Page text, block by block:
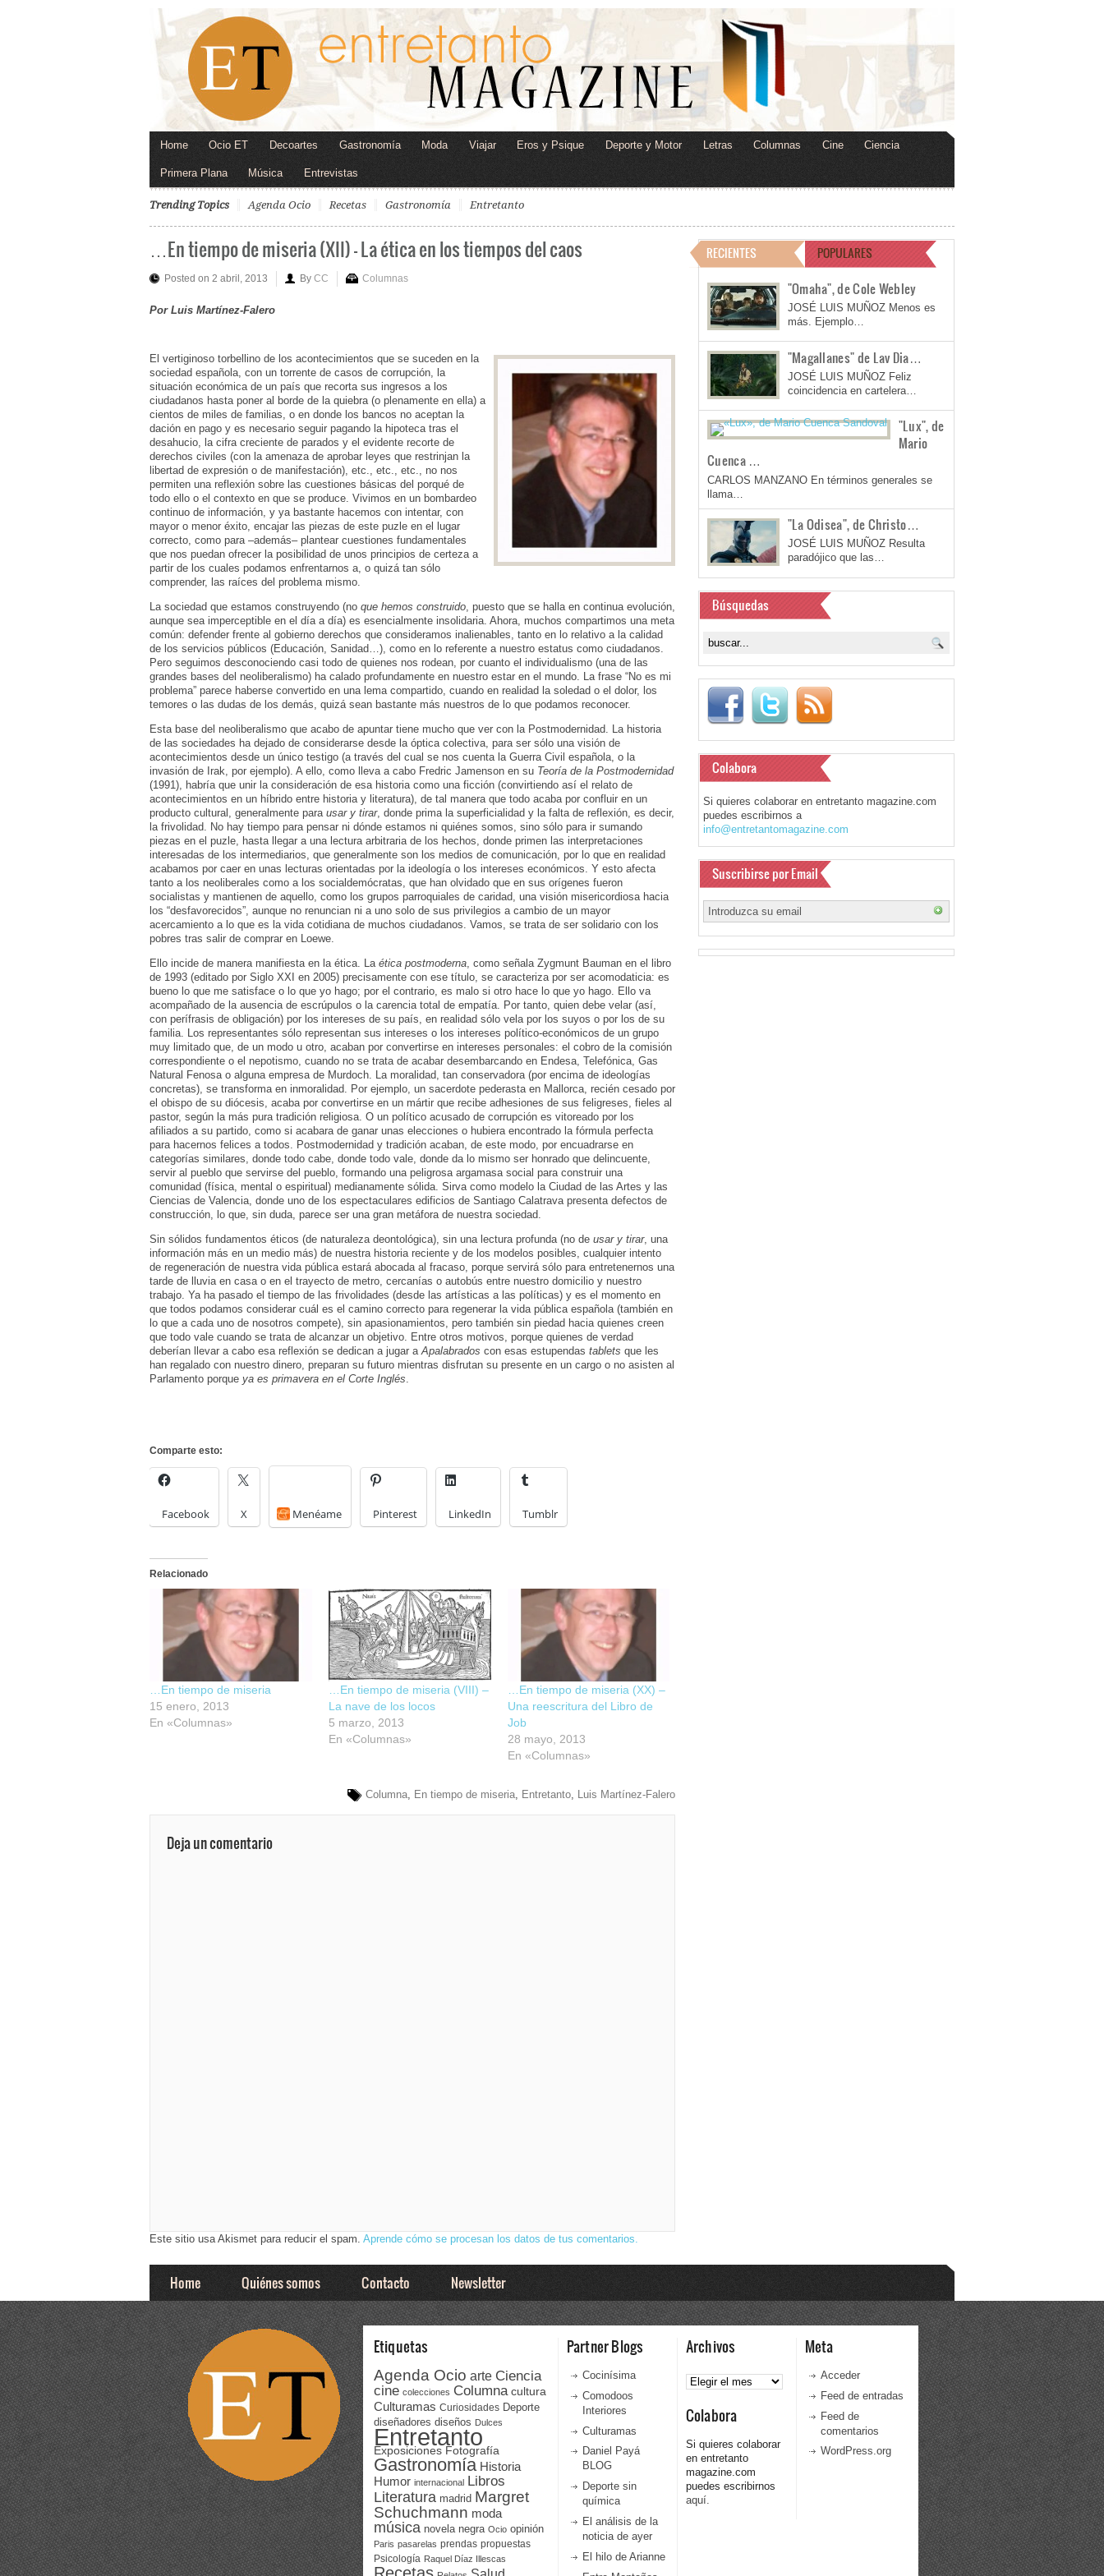
Home Ocio ET Decoartes Gastronomía Moda Viajar Eros y Psique Deporte y Motor Letras Columnas Cine Ciencia
Primera Plana Música Entrevistas
Trending Topics Agenda Ocio Recetas Gastronomía Entretanto
…En tiempo de miseria (XII) – La ética en los tiempos del caos
Posted on 2 abril, 2013 By CC Columnas
Por Luis Martínez-Falero
El vertiginoso torbellino de los acontecimientos que se suceden en la
sociedad española, con un torrente de casos de corrupción, la
situación económica de un país que recorta sus ingresos a los
ciudadanos hasta poner al borde de la quiebra (o plenamente en ella) a
cientos de miles de familias, o en donde los bancos no aceptan la
dación en pago y es necesario seguir pagando la hipoteca tras el
desahucio, la cifra creciente de parados y el evidente recorte de
derechos civiles (con la amenaza de aprobar leyes que restrinjan la
libertad de expresión o de manifestación), etc., etc., etc., no nos
permiten una reflexión sobre las cuestiones básicas del porqué de
todo ello o el contexto en que se produce. Vivimos en un bombardeo
continuo de información, y ya bastante hacemos con intentar, con
mayor o menor éxito, encajar las piezas de este puzle en el lugar
correcto, como para –además– plantear cuestiones fundamentales
que nos puedan ofrecer la posibilidad de unos principios de certeza a
partir de los cuales podamos enfrentarnos a, o quizá tan sólo
comprender, las raíces del problema mismo.
La sociedad que estamos construyendo (no que hemos construido, puesto que se halla en continua evolución,
aunque sea imperceptible en el día a día) es esencialmente insolidaria. Ahora, muchos compartimos una meta
común: defender frente al gobierno derechos que consideramos inalienables, tanto en lo relativo a la calidad
de los servicios públicos (Educación, Sanidad…), como en lo referente a nuestro estatus como ciudadanos.
Pero seguimos desconociendo casi todo de quienes nos rodean, por cuanto el individualismo (una de las
grandes bases del neoliberalismo) ha calado profundamente en nuestro estar en el mundo. La frase “No es mi
problema” parece haberse convertido en una lema compartido, cuando en realidad la soledad o el dolor, los
temores o las dudas de los demás, quizá sean bastante más nuestros de lo que podamos reconocer.
Esta base del neoliberalismo que acabo de apuntar tiene mucho que ver con la Postmodernidad. La historia
de las sociedades ha dejado de considerarse desde la óptica colectiva, para ser sólo una visión de
acontecimientos desde un único testigo (a través del cual se nos cuenta la Guerra Civil española, o la
invasión de Irak, por ejemplo). A ello, como lleva a cabo Fredric Jamenson en su Teoría de la Postmodernidad
(1991), habría que unir la consideración de esa historia como una ficción (convirtiendo así el relato de
acontecimientos en un híbrido entre historia y literatura), de tal manera que todo acaba por confluir en un
producto cultural, generalmente para usar y tirar, donde prima la superficialidad y la falta de reflexión, es decir,
la frivolidad. No hay tiempo para pensar ni dónde estamos ni quiénes somos, sino sólo para ir sumando
piezas en el puzle, hasta llegar a una lectura arbitraria de los hechos, donde primen las interpretaciones
interesadas de los intermediarios, que generalmente son los medios de comunicación, por lo que en realidad
acabamos por caer en unas lecturas orientadas por la ideología o los intereses económicos. Y esto afecta
tanto a los neoliberales como a los socialdemócratas, que han olvidado que en sus orígenes fueron
socialistas y mantienen de aquello, como los grupos parroquiales de caridad, una visión misericordiosa hacia
los “desfavorecidos”, aunque no renuncian ni a uno solo de sus privilegios a cambio de un mayor
acercamiento a lo que es la vida cotidiana de muchos ciudadanos. Vamos, se trata de ser solidario con los
pobres tras salir de comprar en Loewe.
Ello incide de manera manifiesta en la ética. La ética postmoderna , como señala Zygmunt Bauman en el libro
de 1993 (editado por Siglo XXI en 2005) precisamente con ese título, se caracteriza por ser acomodaticia: es
bueno lo que me satisface o lo que yo hago; por el contrario, es malo si otro hace lo que yo hago. Ello va
acompañado de la ausencia de escrúpulos o la carencia total de empatía. Por tanto, quien debe velar (así,
con perífrasis de obligación) por los intereses de su país, en realidad sólo vela por los suyos o por los de su
familia. Los representantes sólo representan sus intereses o los intereses político-económicos de un grupo
muy limitado que, de un modo u otro, acaban por convertirse en intereses personales: el cobro de la comisión
correspondiente o el nepotismo, cuando no se trata de acabar desembarcando en Endesa, Telefónica, Gas
Natural Fenosa o alguna empresa de Murdoch. La moralidad, tan conservadora (por encima de ideologías
concretas), se transforma en inmoralidad. Por ejemplo, un sacerdote pederasta en Mallorca, recién cesado por
el obispo de su diócesis, acaba por convertirse en un mártir que recibe adhesiones de sus feligreses, fieles al
pastor, según la más pura tradición religiosa. O un político acusado de corrupción es vitoreado por los
afiliados a su partido, como si acabara de ganar unas elecciones o hubiera encontrado la fórmula perfecta
para hacernos felices a todos. Postmodernidad y tradición acaban, de este modo, por encuadrarse en
categorías similares, donde todo cabe, donde todo vale, donde da lo mismo ser honrado que delincuente,
servir al pueblo que servirse del pueblo, formando una peligrosa argamasa social para construir una
comunidad (física, mental o espiritual) medianamente sólida. Sirva como modelo la Ciudad de las Artes y las
Ciencias de Valencia, donde uno de los espectaculares edificios de Santiago Calatrava presenta defectos de
construcción, lo que, sin duda, parece ser una gran metáfora de nuestra sociedad.
Sin sólidos fundamentos éticos (de naturaleza deontológica), sin una lectura profunda (no de usar y tirar, una
información más en un medio más) de nuestra historia reciente y de los modelos posibles, cualquier intento
de regeneración de nuestra vida pública estará abocada al fracaso, porque servirá sólo para entretenernos una
tarde de lluvia en casa o en el trayecto de metro, cercanías o autobús entre nuestro domicilio y nuestro
trabajo. Ya ha pasado el tiempo de las frivolidades (desde las artísticas a las políticas) y es el momento en
que todos podamos considerar cuál es el camino correcto para regenerar la vida pública española (también en
lo que a cada uno de nosotros compete), sin apasionamientos, pero también sin piedad hacia quienes creen
que todo vale cuando se trata de alcanzar un objetivo. Entre otros motivos, porque quienes de verdad
deberían llevar a cabo esa reflexión se dedican a jugar a Apalabrados con esas estupendas tablets que les
han regalado con nuestro dinero, preparan su futuro mientras disfrutan su presente en un cargo o no asisten al
Parlamento porque ya es primavera en el Corte Inglés
Comparte esto:
Facebook X Menéame Pinterest LinkedIn Tumblr
Relacionado
…En tiempo de miseria
15 enero, 2013
En «Columnas»
…En tiempo de miseria (VIII) –
La nave de los locos
5 marzo, 2013
En «Columnas»
…En tiempo de miseria (XX) –
Una reescritura del Libro de
Job
28 mayo, 2013
En «Columnas»
Columna, En tiempo de miseria, Entretanto, Luis Martínez-Falero
Deja un comentario
Este sitio usa Akismet para reducir el spam. Aprende cómo se procesan los datos de tus comentarios.
RECIENTES POPULARES
"Omaha", de Cole Webley
JOSÉ LUIS MUÑOZ Menos es
más. Ejemplo…
"Magallanes" de Lav Dia…
JOSÉ LUIS MUÑOZ Feliz
coincidencia en cartelera…
"Lux", de
Mario
Cuenca …
CARLOS MANZANO En términos generales se
llama…
"La Odisea", de Christo…
JOSÉ LUIS MUÑOZ Resulta
paradójico que las…
Búsquedas
Colabora
Si quieres colaborar en entretanto magazine.com
puedes escribirnos a
info@entretantomagazine.com
Suscribirse por Email
Home Quiénes somos Contacto Newsletter
Etiquetas
Agenda Ocio arte Ciencia
cine colecciones Columna cultura
Culturamas Curiosidades Deporte
diseñadores diseños Dulces
Entretanto
Exposiciones Fotografía
Gastronomía Historia
Humor internacional Libros
Literatura madrid Margret
Schuchmann moda
música novela negra Ocio opinión
Paris pasarelas prendas propuestas
Psicología Raquel Díaz Illescas
Partner Blogs
Cocinísima
Comodoos
Interiores
Culturamas
Daniel Payá
BLOG
Deporte sin
química
El análisis de la
noticia de ayer
El hilo de Arianne
Archivos
Archivos
Colabora
Si quieres colaborar
en entretanto
magazine.com
puedes escribirnos
aquí.
Meta
Acceder
Feed de entradas
Feed de
comentarios
WordPress.org